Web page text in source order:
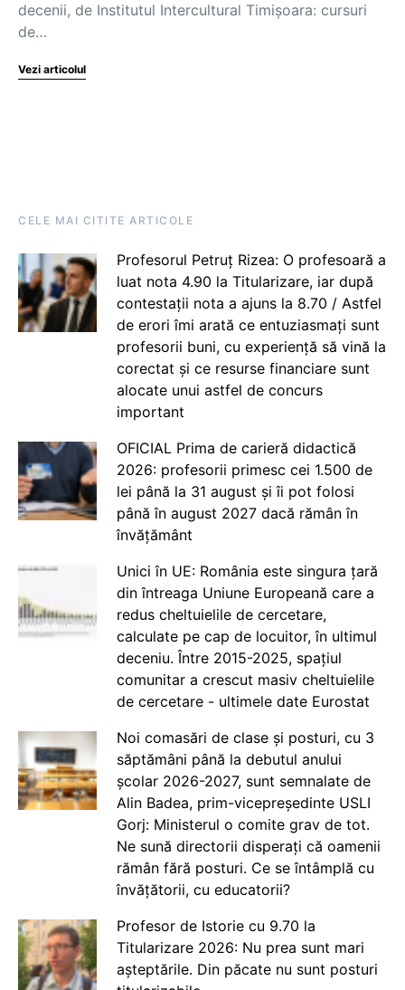
decenii, de Institutul Intercultural Timișoara: cursuri
de…
Vezi articolul
CELE MAI CITITE ARTICOLE
Profesorul Petruț Rizea: O profesoară a
luat nota 4.90 la Titularizare, iar după
contestații nota a ajuns la 8.70 / Astfel
de erori îmi arată ce entuziasmați sunt
profesorii buni, cu experiență să vină la
corectat și ce resurse financiare sunt
alocate unui astfel de concurs
important
OFICIAL Prima de carieră didactică
2026: profesorii primesc cei 1.500 de
lei până la 31 august și îi pot folosi
până în august 2027 dacă rămân în
învățământ
Unici în UE: România este singura țară
din întreaga Uniune Europeană care a
redus cheltuielile de cercetare,
calculate pe cap de locuitor, în ultimul
deceniu. Între 2015-2025, spațiul
comunitar a crescut masiv cheltuielile
de cercetare - ultimele date Eurostat
Noi comasări de clase și posturi, cu 3
săptămâni până la debutul anului
școlar 2026-2027, sunt semnalate de
Alin Badea, prim-vicepreședinte USLI
Gorj: Ministerul o comite grav de tot.
Ne sună directorii disperați că oamenii
rămân fără posturi. Ce se întâmplă cu
învățătorii, cu educatorii?
Profesor de Istorie cu 9.70 la
Titularizare 2026: Nu prea sunt mari
așteptările. Din păcate nu sunt posturi